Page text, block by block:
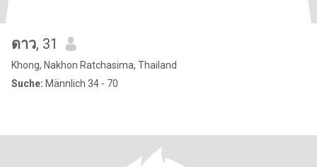
ดาว, 31
Khong, Nakhon Ratchasima, Thailand
Suche: Männlich 34 - 70